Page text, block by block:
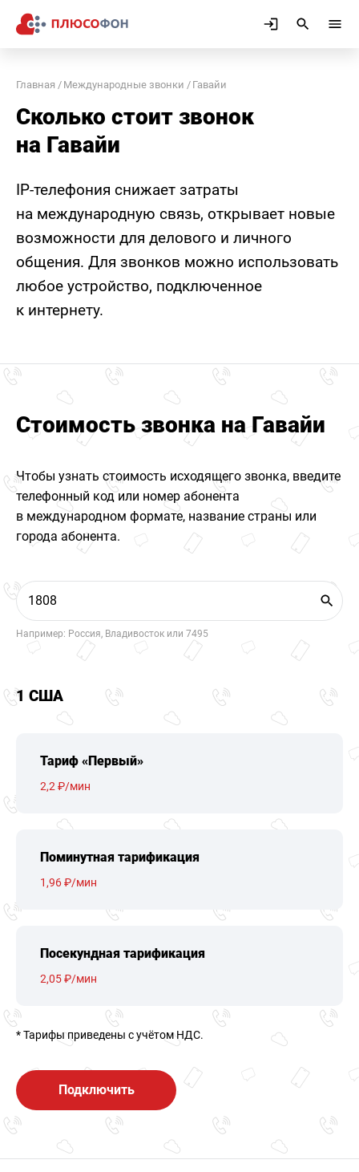
Главная Международные звонки Гавайи
Сколько стоит звонок
на Гавайи
IP-телефония снижает затраты
на международную связь, открывает новые
возможности для делового и личного
общения. Для звонков можно использовать
любое устройство, подключенное
к интернету.
Стоимость звонка на Гавайи
Чтобы узнать стоимость исходящего звонка, введите
телефонный код или номер абонента
в международном формате, название страны или
города абонента.
Например: Россия, Владивосток или 7495
1 США
Тариф «Первый»
2,2 ₽/мин
Поминутная тарификация
1,96 ₽/мин
Посекундная тарификация
2,05 ₽/мин
* Тарифы приведены c учётом НДС.
Подключить